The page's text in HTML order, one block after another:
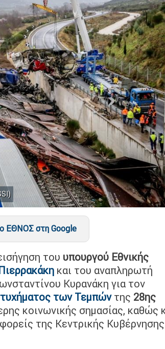
ΕΘΝΟΣ στη Google
του υπουργού Εθνικής
και του αναπληρωτή
Κυρανάκη για τον
των Τεμπώντης 28ης
κοινωνικής σημασίας, καθώς
της Κεντρικής Κυβέρνησης